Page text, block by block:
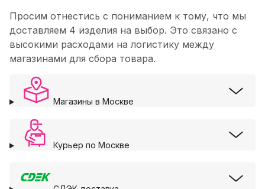
Просим отнестись с пониманием к тому, что мы
доставляем 4 изделия на выбор. Это связано с
высокими расходами на логистику между
магазинами для сбора товара.
Магазины в Москве
Курьер по Москве